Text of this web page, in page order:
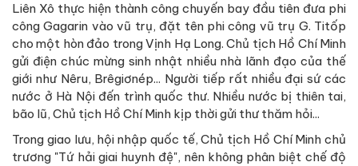
Liên Xô thực hiện thành công chuyến bay đầu tiên đưa phi
công Gagarin vào vũ trụ, đặt tên phi công vũ trụ G. Titốp
cho một hòn đảo trong Vịnh Hạ Long. Chủ tịch Hồ Chí Minh
gửi điện chúc mừng sinh nhật nhiều nhà lãnh đạo của thế
giới như Nêru, Brêgiơnép... Người tiếp rất nhiều đại sứ các
nước ở Hà Nội đến trình quốc thư. Nhiều nước bị thiên tai,
bão lũ, Chủ tịch Hồ Chí Minh kịp thời gửi thư thăm hỏi...
Trong giao lưu, hội nhập quốc tế, Chủ tịch Hồ Chí Minh chủ
trương "Tứ hải giai huynh đệ", nên không phân biệt chế độ